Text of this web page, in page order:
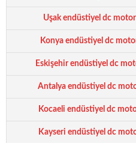
Uşak endüstiyel dc motor
Konya endüstiyel dc motor
Eskişehir endüstiyel dc
Antalya endüstiyel dc
Kocaeli endüstiyel dc
Kayseri endüstiyel dc